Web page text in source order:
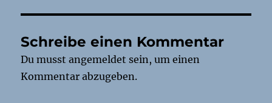
Schreibe einen Kommentar
Du musstangemeldet sein, um einen
Kommentar abzugeben.